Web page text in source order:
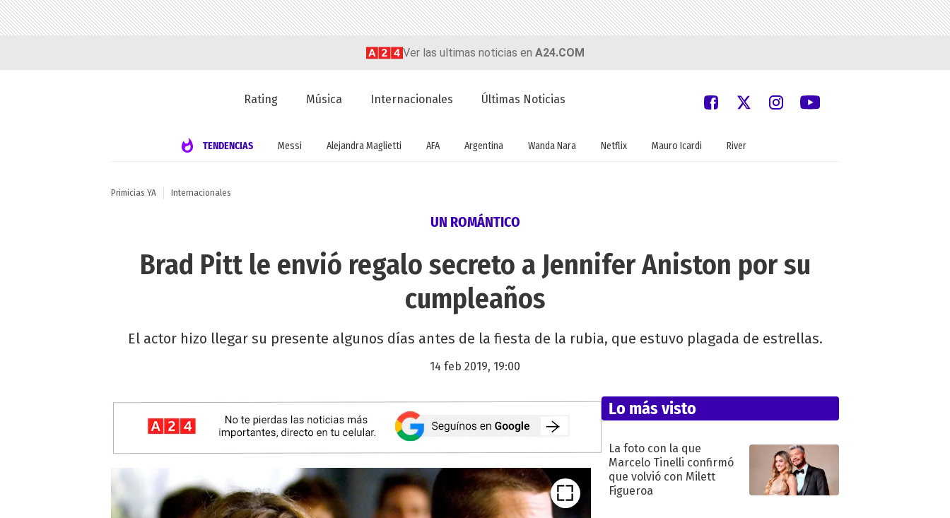
Ver las ultimas noticias en A24.COM
Rating Música Internacionales Últimas Noticias
TENDENCIAS Messi Alejandra Maglietti AFA Argentina Wanda Nara Netflix Mauro Icardi River
Primicias YA Internacionales
UN ROMÁNTICO
Brad Pitt le envió regalo secreto a Jennifer Aniston por su
cumpleaños
El actor hizo llegar su presente algunos días antes de la fiesta de la rubia, que estuvo plagada de estrellas.
14 feb 2019, 19:00
Lo más visto
La foto con la que
Marcelo Tinelli confirmó
que volvió con Milett
Figueroa